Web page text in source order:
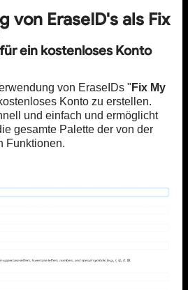
von EraseID's als Fix
ein kostenloses Konto
von EraseIDs " Fix My
Konto zu erstellen.
und einfach und ermöglicht
gesamte Palette der von der
Funktionen.